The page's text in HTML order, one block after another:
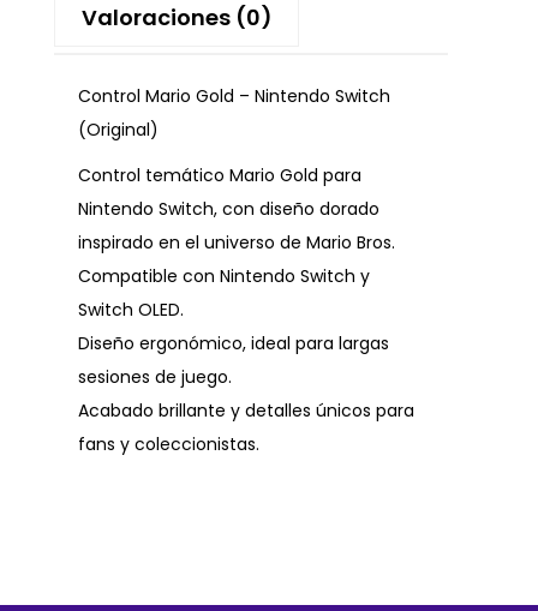
Valoraciones (0)
Control Mario Gold – Nintendo Switch
(Original)
Control temático Mario Gold para
Nintendo Switch, con diseño dorado
inspirado en el universo de Mario Bros.
Compatible con Nintendo Switch y
Switch OLED.
Diseño ergonómico, ideal para largas
sesiones de juego.
Acabado brillante y detalles únicos para
fans y coleccionistas.